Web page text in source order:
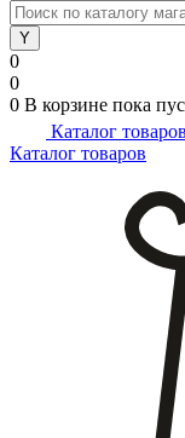
0
0
0 В корзине пока
Каталог товаров
Каталог товаров